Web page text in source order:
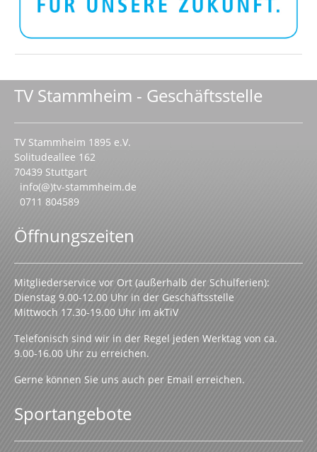
TV Stammheim - Geschäftsstelle
TV Stammheim 1895 e.V.
Solitudeallee 162
70439 Stuttgart
info(@)tv-stammheim.de
0711 804589
Öffnungszeiten
Mitgliederservice vor Ort (außerhalb der Schulferien):
Dienstag 9.00-12.00 Uhr in der Geschäftsstelle
Mittwoch 17.30-19.00 Uhr im akTiV
Telefonisch sind wir in der Regel jeden Werktag von ca.
9.00-16.00 Uhr zu erreichen.
Gerne können Sie uns auch per Email erreichen.
Sportangebote